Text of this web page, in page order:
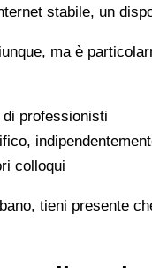
stabile, un
ma è
professionisti
colloqui
tieni presente